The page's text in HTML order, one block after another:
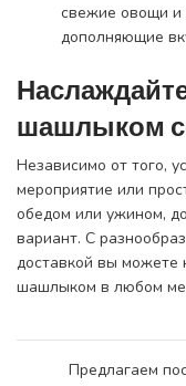
свежие овощи и
дополняющие
шашлыком
Независимо от того,
мероприятие или
обедом или ужином,
вариант. С
доставкой вы можете
шашлыком в любом
Предлагаем